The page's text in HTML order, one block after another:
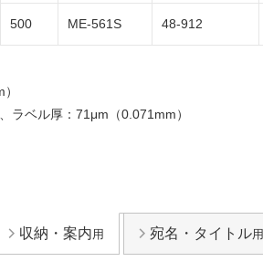
500 ME-561S 48-912
ラベル厚：71μm（0.071mm）
収納・案内用 宛名・タイトル用